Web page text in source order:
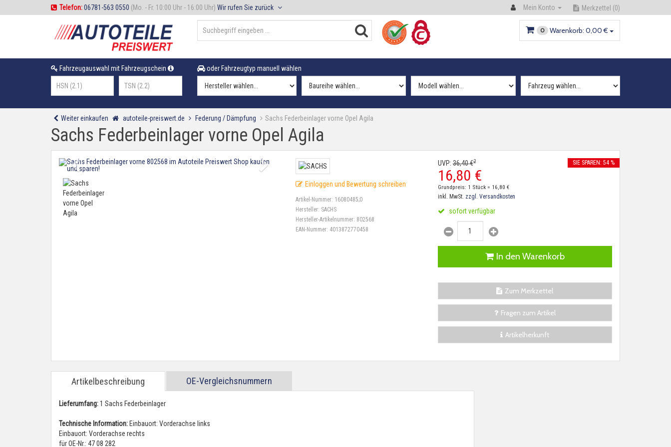
Telefon:06781-563 0550 (Mo. - Fr. 10:00 Uhr - 16:00 Uhr) Wir rufen Sie zurück Mein Konto Merkzettel (0)
0 Warenkorb: 0,00 €
Fahrzeugauswahl mit Fahrzeugschein oder Fahrzeugtyp manuell wählen
Weiter einkaufen autoteile-preiswert.de Federung / Dämpfung Sachs Federbeinlager vorne Opel Agila
Sachs Federbeinlager vorne Opel Agila
Einloggen und Bewertung schreiben
Artikel-Nummer: 16080485;0
Hersteller: SACHS
Hersteller-Artikelnummer: 802568
EAN-Nummer: 4013872770458
UVP:36,40€2
16,80 €
SIE SPAREN: 54 %
Grundpreis: 1 Stück = 16,80 €
inkl. MwSt. zzgl. Versandkosten
sofort verfügbar
In den Warenkorb
Zum Merkzettel
Fragen zum Artikel
Artikelherkunft
Artikelbeschreibung OE-Vergleichsnummern
Lieferumfang:1 Sachs Federbeinlager
Technische Information: Einbauort: Vorderachse links
Einbauort: Vorderachse rechts
für OE-Nr.: 47 08 282